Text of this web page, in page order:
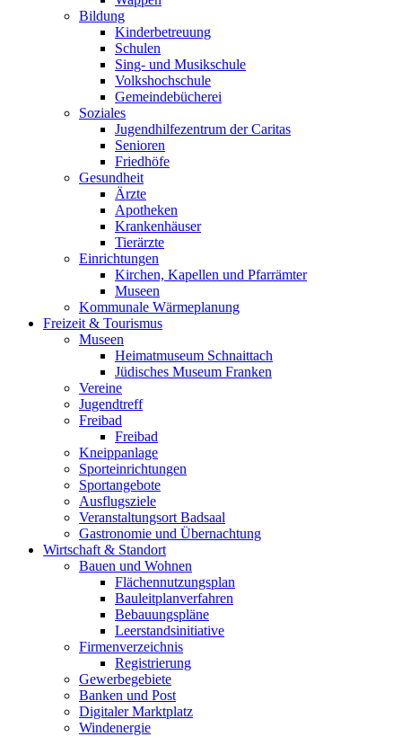
Bildung
Kinderbetreuung
Schulen
Sing- und Musikschule
Volkshochschule
Gemeindebücherei
Soziales
Jugendhilfezentrum der Caritas
Senioren
Friedhöfe
Gesundheit
Ärzte
Apotheken
Krankenhäuser
Tierärzte
Einrichtungen
Kirchen, Kapellen und Pfarrämter
Museen
Kommunale Wärmeplanung
Freizeit & Tourismus
Museen
Heimatmuseum Schnaittach
Jüdisches Museum Franken
Vereine
Jugendtreff
Freibad
Freibad
Kneippanlage
Sporteinrichtungen
Sportangebote
Ausflugsziele
Veranstaltungsort Badsaal
Gastronomie und Übernachtung
Wirtschaft & Standort
Bauen und Wohnen
Flächennutzungsplan
Bauleitplanverfahren
Bebauungspläne
Leerstandsinitiative
Firmenverzeichnis
Registrierung
Gewerbegebiete
Banken und Post
Digitaler Marktplatz
Windenergie